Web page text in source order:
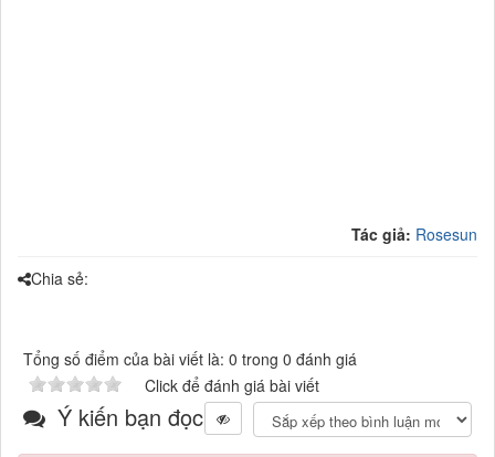
Tác giả: Rosesun
Chia sẻ:
Tổng số điểm của bài viết là: 0 trong 0 đánh giá
Click để đánh giá bài viết
Ý kiến bạn đọc